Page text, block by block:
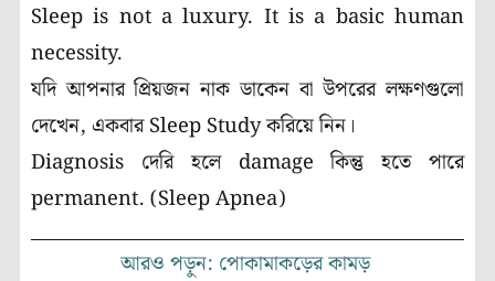
Sleep is not a luxury. It is a basic human
necessity.
যদি আপনার প্রিয়জন নাক ডাকেন বা উপরের লক্ষণগুলো
দেখেন, একবার Sleep Study করিয়ে নিন।
Diagnosis দেরি হলে damage কিন্তু হতে পারে
permanent. (Sleep Apnea)
আরও পড়ুন: পোকামাকড়ের কামড়